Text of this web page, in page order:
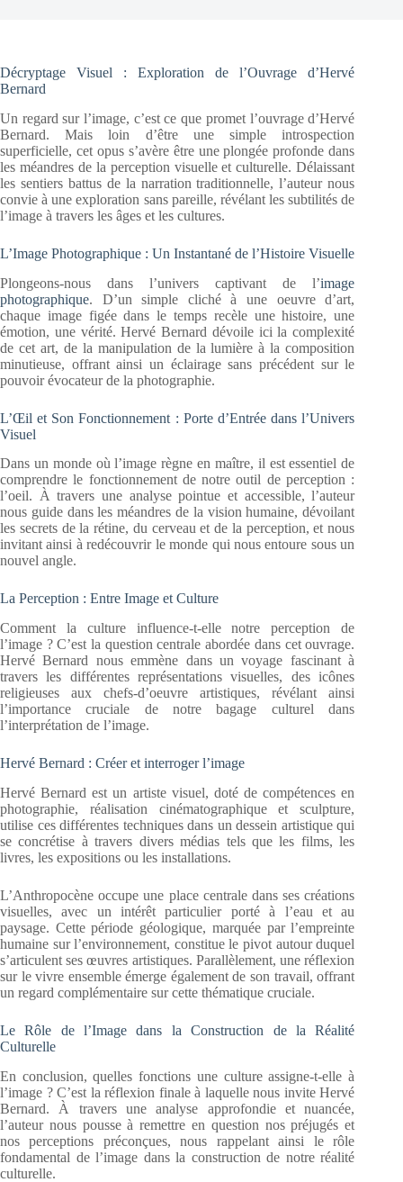
Décryptage Visuel : Exploration de l’Ouvrage d’Hervé
Bernard
Un regard sur l’image, c’est ce que promet l’ouvrage d’Hervé
Bernard. Mais loin d’être une simple introspection
superficielle, cet opus s’avère être une plongée profonde dans
les méandres de la perception visuelle et culturelle. Délaissant
les sentiers battus de la narration traditionnelle, l’auteur nous
convie à une exploration sans pareille, révélant les subtilités de
l’image à travers les âges et les cultures.
L’Image Photographique : Un Instantané de l’Histoire Visuelle
Plongeons-nous dans l’univers captivant de l’image
photographique. D’un simple cliché à une oeuvre d’art,
chaque image figée dans le temps recèle une histoire, une
émotion, une vérité. Hervé Bernard dévoile ici la complexité
de cet art, de la manipulation de la lumière à la composition
minutieuse, offrant ainsi un éclairage sans précédent sur le
pouvoir évocateur de la photographie.
L’Œil et Son Fonctionnement : Porte d’Entrée dans l’Univers
Visuel
Dans un monde où l’image règne en maître, il est essentiel de
comprendre le fonctionnement de notre outil de perception :
l’oeil. À travers une analyse pointue et accessible, l’auteur
nous guide dans les méandres de la vision humaine, dévoilant
les secrets de la rétine, du cerveau et de la perception, et nous
invitant ainsi à redécouvrir le monde qui nous entoure sous un
nouvel angle.
La Perception : Entre Image et Culture
Comment la culture influence-t-elle notre perception de
l’image ? C’est la question centrale abordée dans cet ouvrage.
Hervé Bernard nous emmène dans un voyage fascinant à
travers les différentes représentations visuelles, des icônes
religieuses aux chefs-d’oeuvre artistiques, révélant ainsi
l’importance cruciale de notre bagage culturel dans
l’interprétation de l’image.
Hervé Bernard : Créer et interroger l’image
Hervé Bernard est un artiste visuel, doté de compétences en
photographie, réalisation cinématographique et sculpture,
utilise ces différentes techniques dans un dessein artistique qui
se concrétise à travers divers médias tels que les films, les
livres, les expositions ou les installations.
L’Anthropocène occupe une place centrale dans ses créations
visuelles, avec un intérêt particulier porté à l’eau et au
paysage. Cette période géologique, marquée par l’empreinte
humaine sur l’environnement, constitue le pivot autour duquel
s’articulent ses œuvres artistiques. Parallèlement, une réflexion
sur le vivre ensemble émerge également de son travail, offrant
un regard complémentaire sur cette thématique cruciale.
Le Rôle de l’Image dans la Construction de la Réalité
Culturelle
En conclusion, quelles fonctions une culture assigne-t-elle à
l’image ? C’est la réflexion finale à laquelle nous invite Hervé
Bernard. À travers une analyse approfondie et nuancée,
l’auteur nous pousse à remettre en question nos préjugés et
nos perceptions préconçues, nous rappelant ainsi le rôle
fondamental de l’image dans la construction de notre réalité
culturelle.